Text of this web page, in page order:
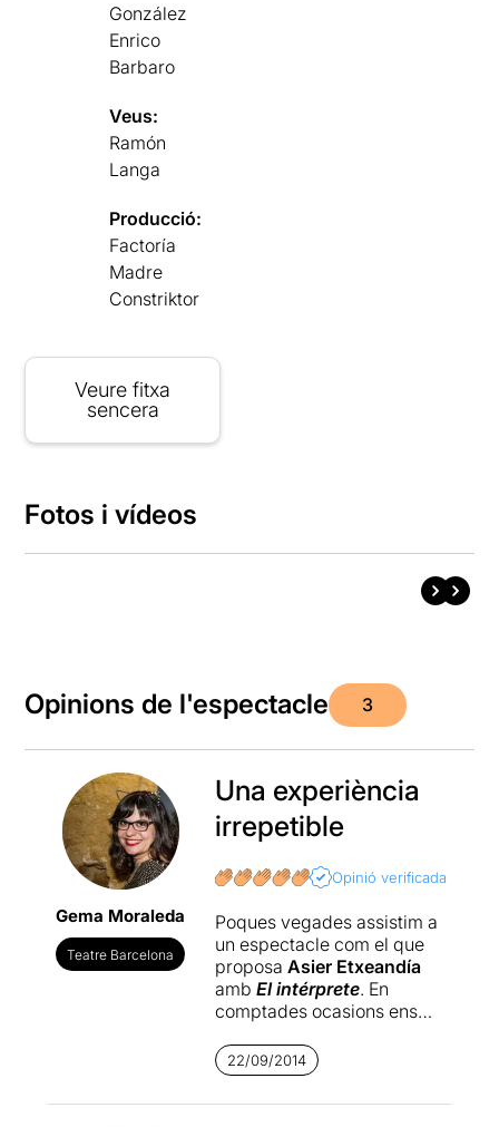
González
Enrico
Barbaro
Veus:
Ramón
Langa
Producció:
Factoría
Madre
Constriktor
Veure fitxa
sencera
Fotos i vídeos
Opinions de l'espectacle 3
Gema Moraleda
Teatre Barcelona
Una experiència
irrepetible
Opinió verificada
Poques vegades assistim a
un espectacle com el que
proposa Asier Etxeandía
amb El intérprete. En
comptades ocasions ens
seva talla capaç de cantar,
ballar i interpretar amb un
talent impressionant mentre
22/09/2014